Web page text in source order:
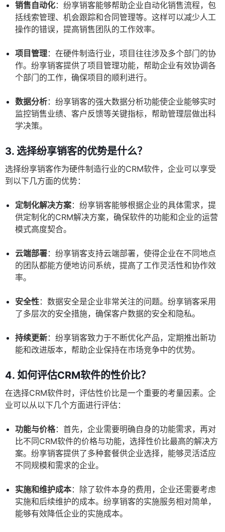
销售自动化：纷享销客能够帮助企业自动化销售流程，包
括线索管理、机会跟踪和合同管理等。这样可以减少人工
操作的错误，提高销售团队的工作效率。
项目管理：在硬件制造行业，项目往往涉及多个部门的协
作。纷享销客提供了项目管理功能，帮助企业有效协调各
个部门的工作，确保项目的顺利进行。
数据分析：纷享销客的强大数据分析功能使企业能够实时
监控销售业绩、客户反馈等关键指标，帮助管理层做出科
学决策。
3. 选择纷享销客的优势是什么？
选择纷享销客作为硬件制造行业的CRM软件，企业可以享受
到以下几方面的优势：
定制化解决方案：纷享销客能够根据企业的具体需求，提
供定制化的CRM解决方案，确保软件的功能和企业的运营
模式高度契合。
云端部署：纷享销客支持云端部署，使得企业在不同地点
的团队都能方便地访问系统，提高了工作灵活性和协作效
率。
安全性：数据安全是企业非常关注的问题。纷享销客采用
了多层次的安全措施，确保客户数据的安全和隐私。
持续更新：纷享销客致力于不断优化产品，定期推出新功
能和改进版本，帮助企业保持在市场竞争中的优势。
4. 如何评估CRM软件的性价比？
在选择CRM软件时，评估性价比是一个重要的考量因素。企
业可以从以下几个方面进行评估：
功能与价格：首先，企业需要明确自身的功能需求，再对
比不同CRM软件的价格与功能，选择性价比最高的解决方
案。纷享销客提供了多种套餐供企业选择，能够灵活适应
不同规模和需求的企业。
实施和维护成本：除了软件本身的费用，企业还需要考虑
实施和后续维护的成本。纷享销客的实施服务相对简单，
能够有效降低企业的实施成本。